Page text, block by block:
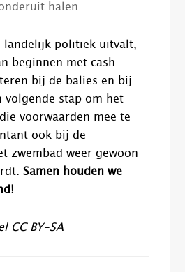
halen
landelijk politiek uitvalt,
beginnen met cash
bij de balies en bij
volgende stap om het
voorwaarden mee te
ook bij de
zwembad weer gewoon
Samen houden we
CC BY-SA